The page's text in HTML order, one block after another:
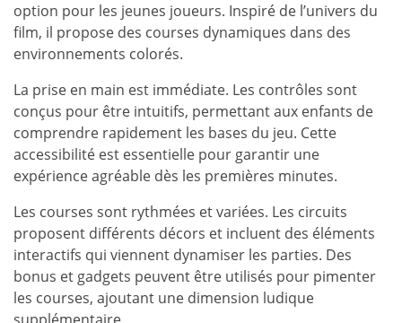
option pour les jeunes joueurs. Inspiré de l’univers du
film, il propose des courses dynamiques dans des
environnements colorés.
La prise en main est immédiate. Les contrôles sont
conçus pour être intuitifs, permettant aux enfants de
comprendre rapidement les bases du jeu. Cette
accessibilité est essentielle pour garantir une
expérience agréable dès les premières minutes.
Les courses sont rythmées et variées. Les circuits
proposent différents décors et incluent des éléments
interactifs qui viennent dynamiser les parties. Des
bonus et gadgets peuvent être utilisés pour pimenter
les courses, ajoutant une dimension ludique